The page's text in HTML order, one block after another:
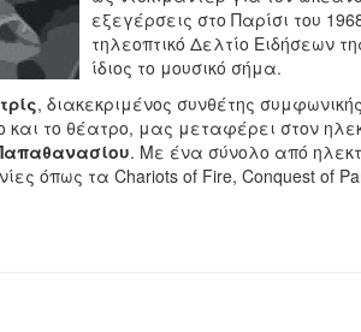
εξεγέρσεις στο Παρίσι του
τηλεοπτικό Δελτίο Ειδήσεων
ίδιος το μουσικό σήμα.
, διακεκριμένος συνθέτης
το θέατρο, μας μεταφέρει στον
. Με ένα σύνολο από
όπως τα Chariots of Fire, Conquest of